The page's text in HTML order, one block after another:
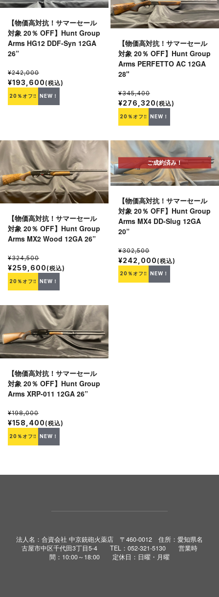
【物価高対抗！サマーセール
対象 20％ OFF】Hunt Group
Arms HG12 DDF-Syn 12GA
26”
¥242,000
¥193,600 (税込)
20％オフ‼ NEW！
【物価高対抗！サマーセール
対象 20％ OFF】Hunt Group
Arms PERFETTO AC 12GA
28"
¥345,400
¥276,320 (税込)
20％オフ‼ NEW！
【物価高対抗！サマーセール
対象 20％ OFF】Hunt Group
Arms MX2 Wood 12GA 26”
¥324,500
¥259,600 (税込)
20％オフ‼ NEW！
ご成約済み！
【物価高対抗！サマーセール
対象 20％ OFF】Hunt Group
Arms MX4 DD-Slug 12GA
20”
¥302,500
¥242,000 (税込)
20％オフ‼ NEW！
【物価高対抗！サマーセール
対象 20％ OFF】Hunt Group
Arms XRP-011 12GA 26”
¥198,000
¥158,400 (税込)
20％オフ‼ NEW！
法人名：合資会社 中京銃砲火薬店 〒460-0012 住所：愛知県名
古屋市中区千代田3丁目5-4 TEL：052-321-5130 営業時
間：10:00～18:00 定休日：日曜・月曜